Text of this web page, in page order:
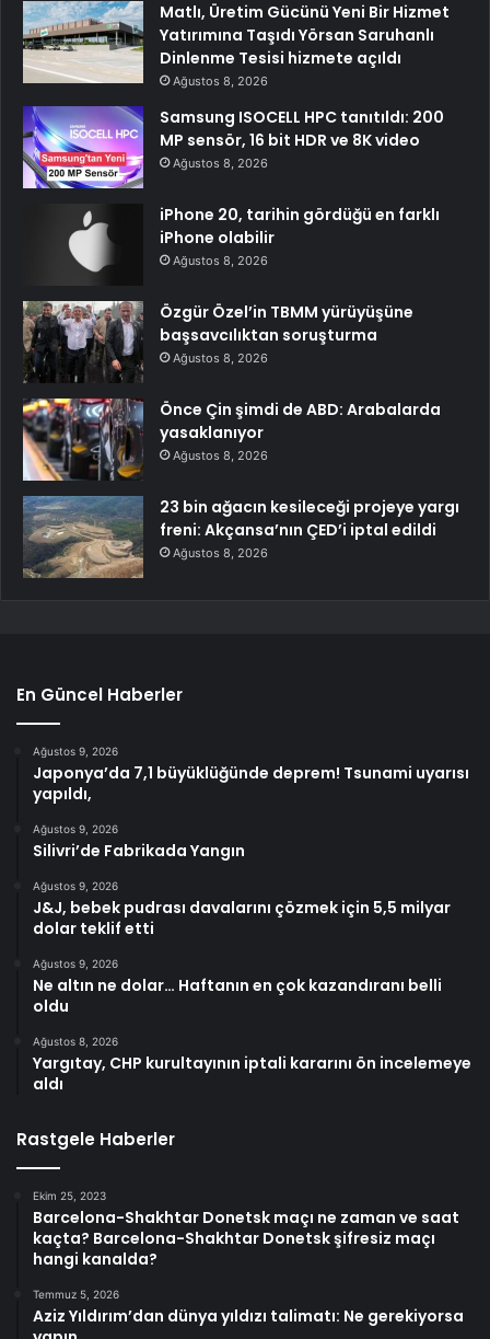
Matlı, Üretim Gücünü Yeni Bir Hizmet
Yatırımına Taşıdı Yörsan Saruhanlı
Dinlenme Tesisi hizmete açıldı
Ağustos 8, 2026
Samsung ISOCELL HPC tanıtıldı: 200
MP sensör, 16 bit HDR ve 8K video
Ağustos 8, 2026
iPhone 20, tarihin gördüğü en farklı
iPhone olabilir
Ağustos 8, 2026
Özgür Özel’in TBMM yürüyüşüne
başsavcılıktan soruşturma
Ağustos 8, 2026
Önce Çin şimdi de ABD: Arabalarda
yasaklanıyor
Ağustos 8, 2026
23 bin ağacın kesileceği projeye yargı
freni: Akçansa’nın ÇED’i iptal edildi
Ağustos 8, 2026
En Güncel Haberler
Ağustos 9, 2026
Japonya’da 7,1 büyüklüğünde deprem! Tsunami uyarısı
yapıldı,
Ağustos 9, 2026
Silivri’de Fabrikada Yangın
Ağustos 9, 2026
J&J, bebek pudrası davalarını çözmek için 5,5 milyar
dolar teklif etti
Ağustos 9, 2026
Ne altın ne dolar… Haftanın en çok kazandıranı belli
oldu
Ağustos 8, 2026
Yargıtay, CHP kurultayının iptali kararını ön incelemeye
aldı
Rastgele Haberler
Ekim 25, 2023
Barcelona-Shakhtar Donetsk maçı ne zaman ve saat
kaçta? Barcelona-Shakhtar Donetsk şifresiz maçı
hangi kanalda?
Temmuz 5, 2026
Aziz Yıldırım’dan dünya yıldızı talimatı: Ne gerekiyorsa